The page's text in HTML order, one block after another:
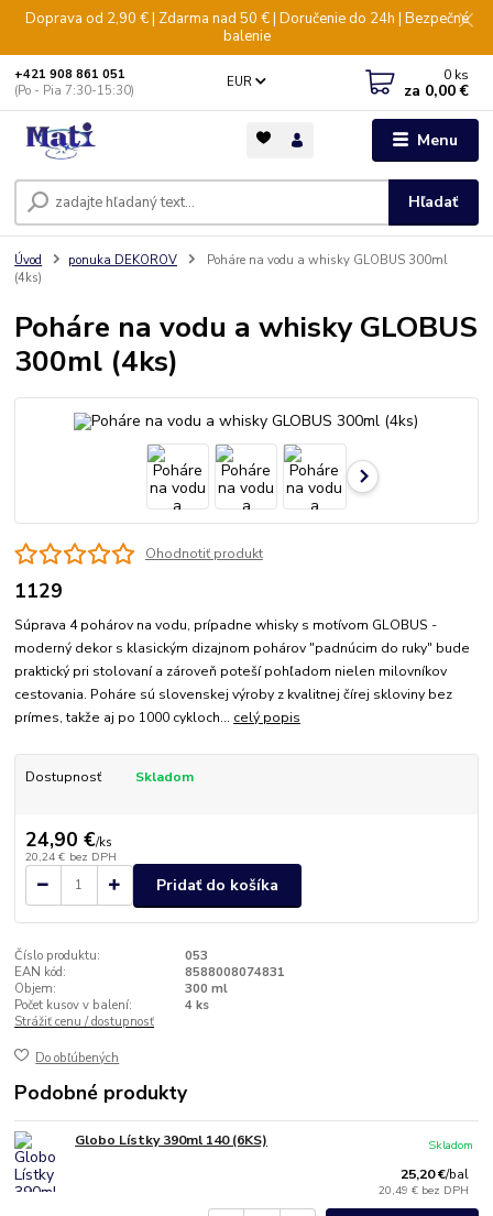
Doprava od 2,90 € | Zdarma nad 50 € | Doručenie do 24h | Bezpečné
balenie
Menu
EUR
Hľadať
+421 908 861 051
(Po - Pia 7:30-15:30)
0 ks
za 0,00 €
Úvod ponuka DEKOROV
Poháre na vodu a whisky GLOBUS 300ml
(4ks)
Poháre na vodu a whisky GLOBUS
300ml (4ks)
Ohodnotiť produkt
1129
Súprava 4 pohárov na vodu, prípadne whisky s motívom GLOBUS -
moderný dekor s klasickým dizajnom pohárov "padnúcim do ruky" bude
praktický pri stolovaní a zároveň poteší pohľadom nielen milovníkov
cestovania. Poháre sú slovenskej výroby z kvalitnej čírej skloviny bez
prímes, takže aj po 1000 cykloch... celý popis
Dostupnosť Skladom
24,90 €/ks
20,24 € bez DPH
Pridať do košíka
Číslo produktu:
053
EAN kód:
8588008074831
Objem:
300 ml
Počet kusov v balení:
4 ks
Strážiť cenu / dostupnosť
Do obľúbených
Podobné produkty
Globo Lístky 390ml 140 (6KS)
25,20 €/bal
20,49 € bez DPH
Skladom